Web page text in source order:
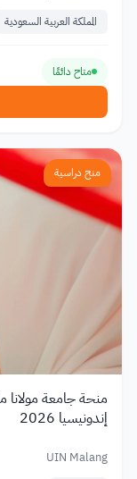
المملكة العربية السعودية
متاح دائمًا
منح دراسية
منحة جامعة مولانا
إندونيسيا 2026
UIN Malang